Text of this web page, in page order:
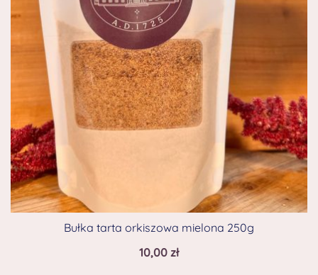
Bułka tarta orkiszowa mielona 250g
10,00 zł